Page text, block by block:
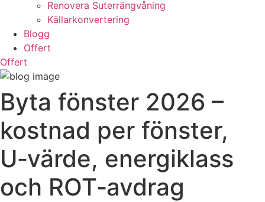
Renovera Suterrängvåning
Källarkonvertering
Blogg
Offert
Offert
Byta fönster 2026 –
kostnad per fönster,
U‑värde, energiklass
och ROT‑avdrag